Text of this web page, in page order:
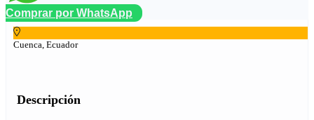
Comprar por WhatsApp
Cuenca, Ecuador
Descripción